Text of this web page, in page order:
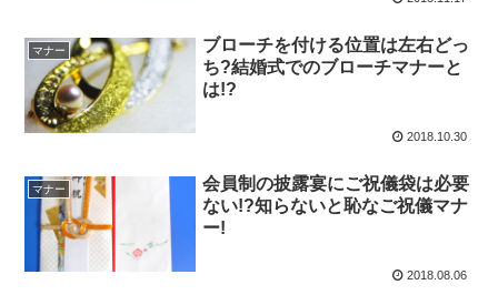
マナー
ブローチを付ける位置は左右どっ
ち?結婚式でのブローチマナーと
は!?
2018.10.30
マナー
会員制の披露宴にご祝儀袋は必要
ない!?知らないと恥なご祝儀マナ
ー!
2018.08.06